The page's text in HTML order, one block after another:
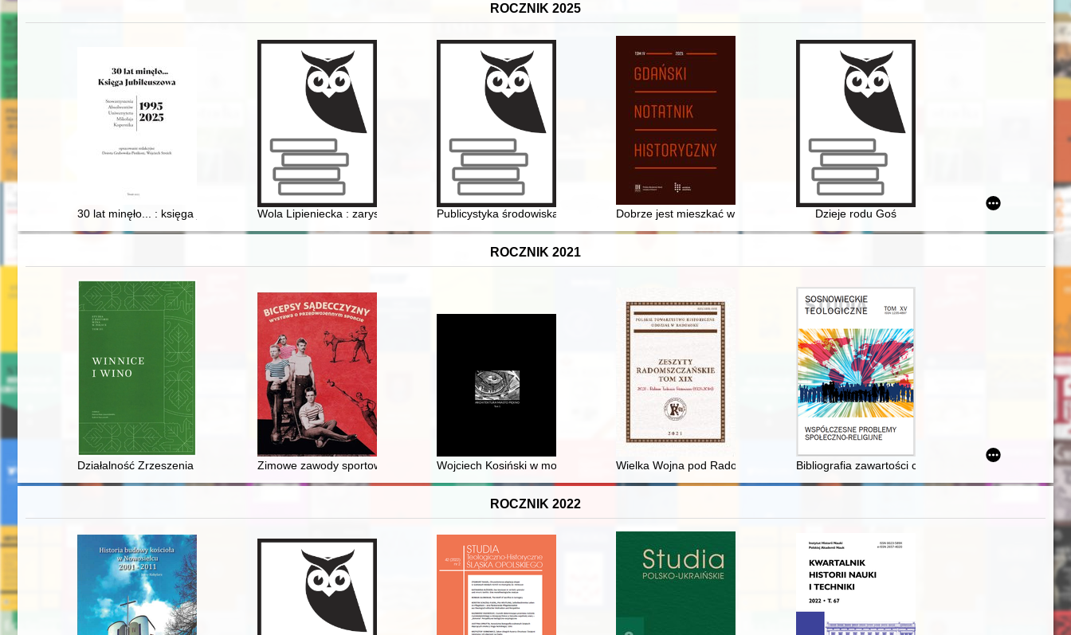
ROCZNIK 2025
30 lat minęło... : księga jubileuszowa Stowarzyszenia Absolwentów Uniwersytetu Mikołaja Kopernika 1995-2025
Wola Lipieniecka : zarys dziejów Publicystyka środowiska Niezależnej Grupy Politycznej i Ruchu Narodowego w latach 70. i 80. XX wieku
Dobrze jest mieszkać w Zaspie" : działalność społeczno-wychowawcza Lokatorsko-
Dzieje rodu Goś
ROCZNIK 2021
Działalność Zrzeszenia Winiarzy Zaprzysiężonych w latach 1936-1939Zimowe zawody sportowe w Krynicy-Zdroju w dwudziestoleciu międzywojennym
Wojciech Kosiński w moich wspomnieniach = My memories of Wojciech Kosiński
Wielka Wojna pod Radomskiem : walki na południowym brzegu Warty w listopadzie 1914 r
Bibliografia zawartości czasopisma "Sosnowieckie
ROCZNIK 2022